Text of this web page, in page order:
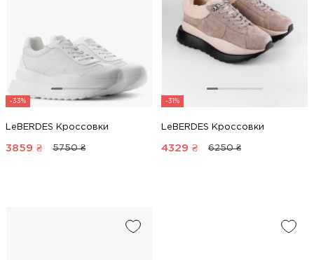
-33%
LeBERDES Кроссовки
3859 ₴ 5750 ₴
-31%
LeBERDES Кроссовки
4329 ₴ 6250 ₴